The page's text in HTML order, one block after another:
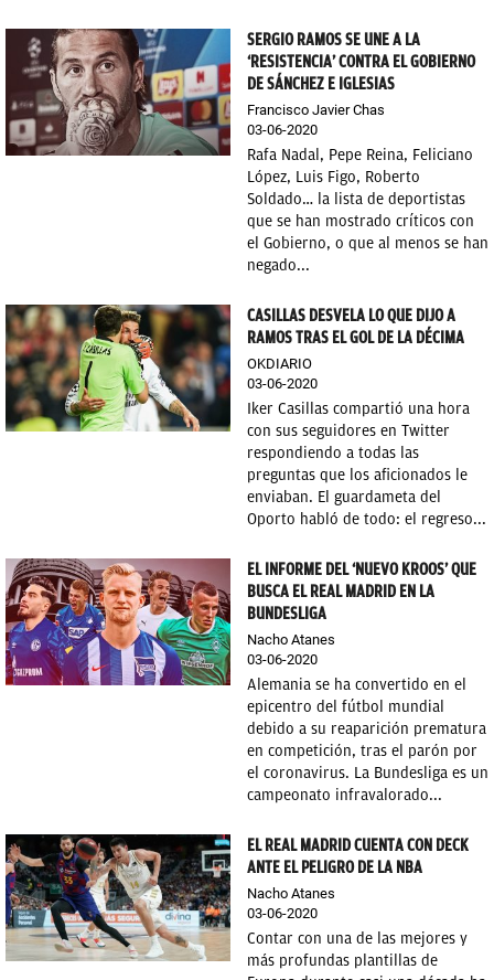
SERGIO RAMOS SE UNE A LA
‘RESISTENCIA’ CONTRA EL GOBIERNO
DE SÁNCHEZ E IGLESIAS
Francisco Javier Chas
03-06-2020
Rafa Nadal, Pepe Reina, Feliciano
López, Luis Figo, Roberto
Soldado… la lista de deportistas
que se han mostrado críticos con
el Gobierno, o que al menos se han
negado...
CASILLAS DESVELA LO QUE DIJO A
RAMOS TRAS EL GOL DE LA DÉCIMA
OKDIARIO
03-06-2020
Iker Casillas compartió una hora
con sus seguidores en Twitter
respondiendo a todas las
preguntas que los aficionados le
enviaban. El guardameta del
Oporto habló de todo: el regreso...
EL INFORME DEL ‘NUEVO KROOS’ QUE
BUSCA EL REAL MADRID EN LA
BUNDESLIGA
Nacho Atanes
03-06-2020
Alemania se ha convertido en el
epicentro del fútbol mundial
debido a su reaparición prematura
en competición, tras el parón por
el coronavirus. La Bundesliga es un
campeonato infravalorado...
EL REAL MADRID CUENTA CON DECK
ANTE EL PELIGRO DE LA NBA
Nacho Atanes
03-06-2020
Contar con una de las mejores y
más profundas plantillas de